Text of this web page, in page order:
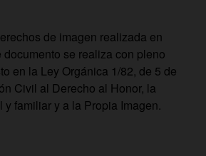
de imagen realizada en
se realiza con pleno
en la Ley Orgánica 1/82, de 5 de
Civil al Derecho al Honor, la
y familiar y a la Propia Imagen.